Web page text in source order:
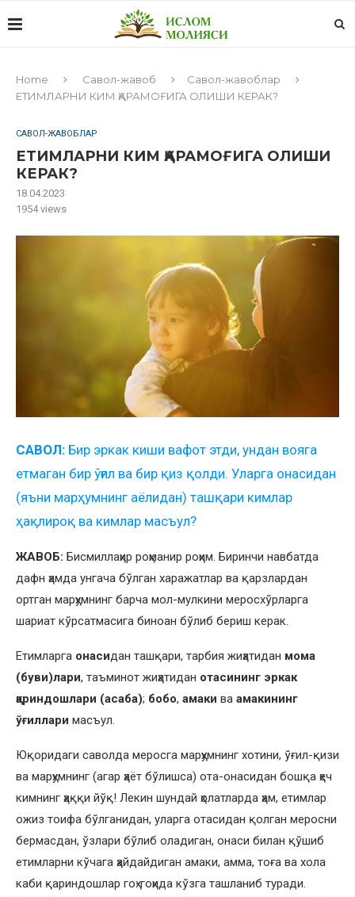
Home Савол-жавоб
Савол-жавоблар
ЕТИМЛАРНИ КИМ ҚАРАМОҒИГА ОЛИШИ КЕРАК?
САВОЛ-ЖАВОБЛАР
ЕТИМЛАРНИ КИМ ҚАРАМОҒИГА ОЛИШИ
КЕРАК?
18.04.2023
1954views
CАВОЛ: Бир эркак киши вафот этди, ундан вояга
етмаган бир ўғил ва бир қиз қолди. Уларга онасидан
(яъни марҳумнинг аёлидан) ташқари кимлар
ҳақлироқ ва кимлар масъул?
ЖАВОБ: Бисмиллаҳир роҳманир роҳим. Биринчи навбатда
дафн ҳамда унгача бўлган харажатлар ва қарзлардан
ортган марҳумнинг барча мол-мулкини меросхўрларга
шариат кўрсатмасига биноан бўлиб бериш керак.
Етимларга онасидан ташқари, тарбия жиҳатидан мома
(буви)лари, таъминот жиҳатидан отасининг эркак
қариндошлари (асаба); бобо, амаки ва амакининг
ўғиллари масъул.
Юқоридаги саволда меросга марҳумнинг хотини, ўғил-қизи
ва марҳумнинг (агар ҳаёт бўлишса) ота-онасидан бошқа ҳеч
кимнинг ҳаққи йўқ! Лекин шундай ҳолатларда ҳам, етимлар
ожиз тоифа бўлганидан, уларга отасидан қолган меросни
бермасдан, ўзлари бўлиб оладиган, онаси билан қўшиб
етимларни кўчага ҳайдайдиган амаки, амма, тоға ва хола
каби қариндошлар гоҳ-гоҳида кўзга ташланиб туради.